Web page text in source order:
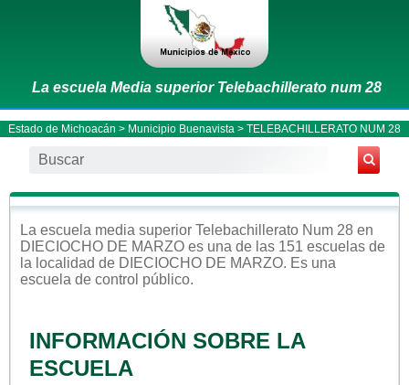
La escuela Media superior Telebachillerato num 28
Estado de Michoacán > Municipio Buenavista > TELEBACHILLERATO NUM 28
La escuela media superior Telebachillerato Num 28 en
DIECIOCHO DE MARZO es una de las 151 escuelas de
la localidad de DIECIOCHO DE MARZO. Es una
escuela de control público.
INFORMACIÓN SOBRE LA
ESCUELA